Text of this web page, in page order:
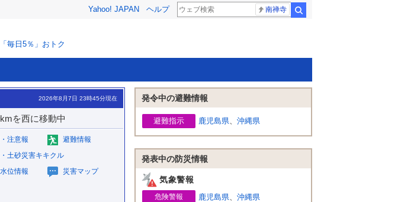
Yahoo! JAPAN ヘルプ 南禅寺
毎日5％」おトク
2026年8月7日 23時45分現在
を西に移動中
注意報
避難情報
土砂災害キキクル
位情報
災害マップ
発令中の避難情報
避難指示 鹿児島県、 沖縄県
発表中の防災情報
気象警報
危険警報 鹿児島県、 沖縄県